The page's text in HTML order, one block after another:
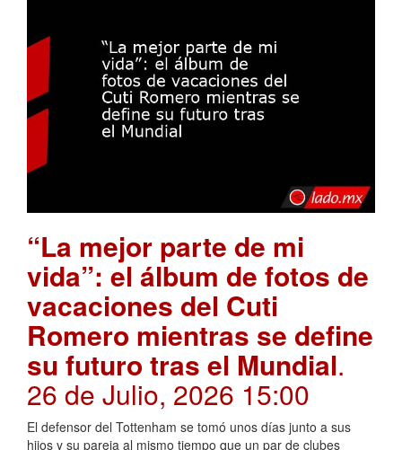
“La mejor parte de mi
vida”: el álbum de fotos de
vacaciones del Cuti
Romero mientras se define
su futuro tras el Mundial.
26 de Julio, 2026 15:00
El defensor del Tottenham se tomó unos días junto a sus
hijos y su pareja al mismo tiempo que un par de clubes